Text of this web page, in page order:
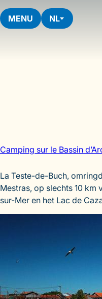
Skip
to
content
MENU NL
Camping sur le Bassin
La Teste-de-Buch,
Mestras, op slechts 10 km
sur-Mer en het Lac de